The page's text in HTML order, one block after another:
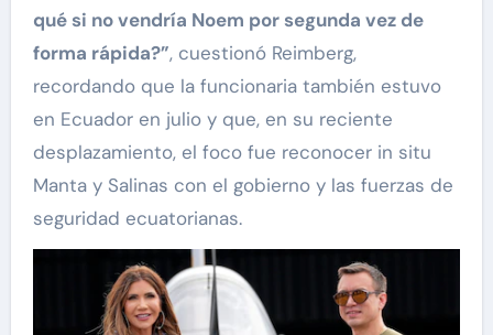
qué si no vendría Noem por segunda vez de
forma rápida?”, cuestionó Reimberg,
recordando que la funcionaria también estuvo
en Ecuador en julio y que, en su reciente
desplazamiento, el foco fue reconocer in situ
Manta y Salinas con el gobierno y las fuerzas de
seguridad ecuatorianas.